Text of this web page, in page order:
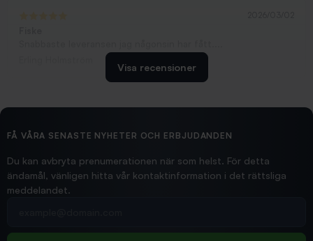
2026/02/19
Hittade exakt vad jag behövde. Snabb och bra...
Visa recensioner
FÅ VÅRA SENASTE NYHETER OCH ERBJUDANDEN
Du kan avbryta prenumerationen när som helst. För detta
ändamål, vänligen hitta vår kontaktinformation i det rättsliga
meddelandet.